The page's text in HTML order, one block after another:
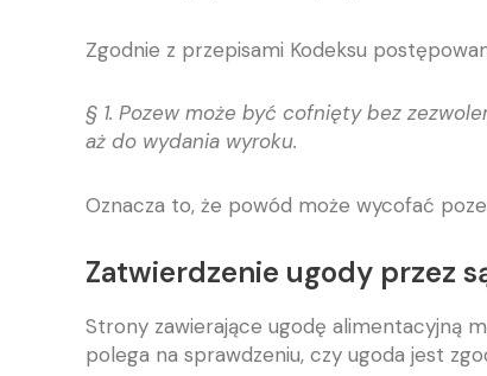
Zgodnie z przepisami Kodeksu
§ 1. Pozew może być cofnięty bez
aż do wydania wyroku.
Oznacza to, że powód może wycofać
Zatwierdzenie ugody przez
Strony zawierające ugodę alimentacyjną
polega na sprawdzeniu, czy ugoda jest